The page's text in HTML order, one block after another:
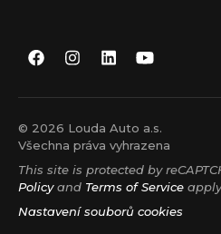
© 2026 Louda Auto a.s.
Všechna práva vyhrazena
This site is protected by
Policyand Terms of Service
Nastavení souborů cookies